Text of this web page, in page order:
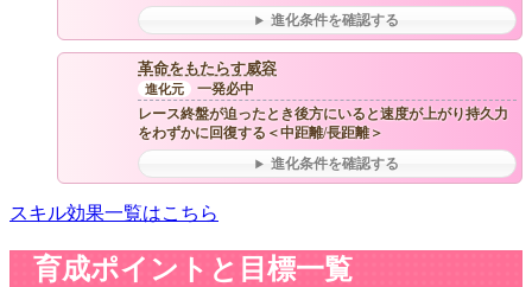
進化条件を確認する
革命をもたらす威容
一発必中
レース終盤が迫ったとき後方にいると速度が上がり持久力
をわずかに回復する＜中距離/長距離＞
進化条件を確認する
スキル効果一覧はこちら
育成ポイントと目標一覧